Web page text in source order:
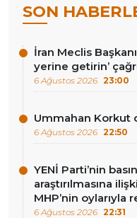
SON
İran Meclis
yerine getirin’
6 Ağustos 2026 23:00
Ummahan Korkut
6 Ağustos 2026 22:50
YENİ Parti’nin
araştırılmasına
MHP’nin oylarıyla
6 Ağustos 2026 22:31